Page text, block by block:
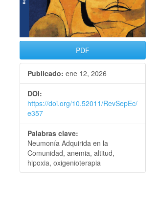
PDF
Publicado: ene 12, 2026
DOI:
https://doi.org/10.52011/RevSepEc/
e357
Palabras clave:
Neumonía Adquirida en la
Comunidad, anemia, altitud,
hipoxia, oxigenioterapia